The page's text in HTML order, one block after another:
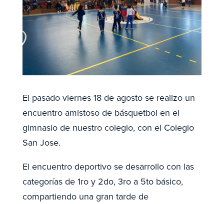
El pasado viernes 18 de agosto se realizo un
encuentro amistoso de básquetbol en el
gimnasio de nuestro colegio, con el Colegio
San Jose.
El encuentro deportivo se desarrollo con las
categorías de 1ro y 2do, 3ro a 5to básico,
compartiendo una gran tarde de